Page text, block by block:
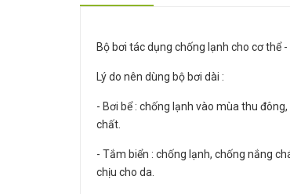
Bộ bơi tác dụng chống lạnh cho cơ thể
Lý do nên dùng bộ bơi dài :
- Bơi bể : chống lạnh vào mùa thu
chất.
- Tắm biển : chống lạnh, chống nắng
chịu cho da.